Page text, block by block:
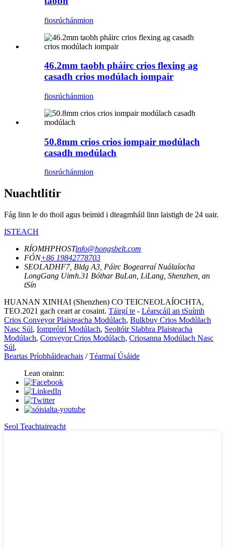
fiosrúchánmion
46.2mm taobh pháirc crios flexing ag
casadh crios modúlach iompair
fiosrúchánmion
50.8mm crios crios iompair modúlach
casadh modúlach
fiosrúchánmion
Nuachtlitir
Fág linn le do thoil agus beimid i dteagmháil linn laistigh de 24 uair.
ISTEACH
RÍOMHPHOSTinfo@hongsbelt.com
FÓN+86 19842778703
SEOLADHF7, Bldg A3, Páirc Bogearraí Nuálaíocha
LongGang Uimh.31 Bóthar BuLan, LiLang, Shenzhen, an
tSín
HUANAN XINHAI (Shenzhen) CO TEICNEOLAÍOCHTA,
TEO.2021 gach ceart ar cosaint. Táirgí te - Léarscáil an tSuímh
Crios Conveyor Plaisteacha Modúlach, Bulkbuy Crios Modúlach
Nasc Súl, Iompróirí Modúlach, Seoltóir Slabhra Plaisteacha
Modúlach, Conveyor Crios Modúlach, Criosanna Modúlach Nasc
Súl,
Beartas Príobháideachais /Téarmaí Úsáide
Lean orainn:
Seol Teachtaireacht